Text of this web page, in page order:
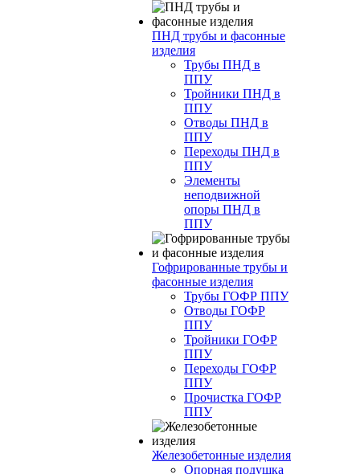
ПНД трубы и фасонные
изделия
Трубы ПНД в
ППУ
Тройники ПНД в
ППУ
Отводы ПНД в
ППУ
Переходы ПНД в
ППУ
Элементы
неподвижной
опоры ПНД в
ППУ
Гофрированные трубы и
фасонные изделия
Трубы ГОФР ППУ
Отводы ГОФР
ППУ
Тройники ГОФР
ППУ
Переходы ГОФР
ППУ
Прочистка ГОФР
ППУ
Железобетонные изделия
Опорная подушка